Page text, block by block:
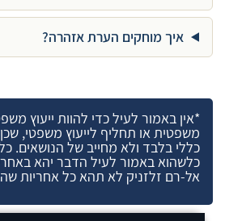
איך מוחקים הערת אזהרה?
*אין באמור לעיל כדי להוות ייעוץ
משפטית או תחליף לייעוץ משפטי,
כללי בלבד ולא מחייב של הנושאים.
כלשהוא באמור לעיל הדבר יהא
אל-רם זלזניק לא תהא כל אחריות